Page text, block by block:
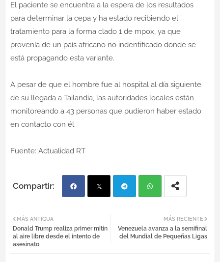
El paciente se encuentra a la espera de los resultados
para determinar la cepa y ha estado recibiendo el
tratamiento para la forma clado 1 de mpox, ya que
provenía de un país africano no indentificado donde se
está propagando esta variante.
A pesar de que el hombre fue al hospital al día siguiente
de su llegada a Tailandia, las autoridades locales están
monitoreando a 43 personas que pudieron haber estado
en contacto con él.
Fuente: Actualidad RT
ebo tter egr atsa
MÁS RECIENTE
Venezuela avanza a la semifinal
del Mundial de Pequeñas Ligas
MÁS ANTIGUA
Donald Trump realiza primer mitín
al aire libre desde el intento de
asesinato